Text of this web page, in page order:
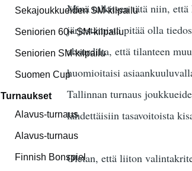
Sekajoukkueiden SM-kilpailu
Seniorien 60+ SM-kilpailu
Seniorien SM-kilpailu
Suomen Cup
Turnaukset
Alavus-turnaus
Alavus-turnaus
Finnish Bonspiel
Minä tulkitsen tätä niin, että
järjestämistä pitää olla
absurdilta, että tilanteen
huomioitaisi
Tallinnan turnaus
lähdettäisiin tasavoitoista
Oletan, että liiton